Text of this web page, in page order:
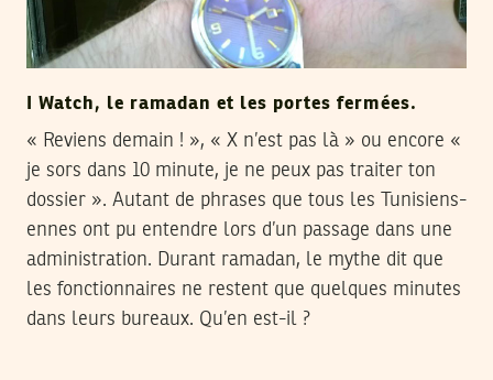
I Watch, le ramadan et les portes fermées.
« Reviens demain ! », « X n’est pas là » ou encore «
je sors dans 10 minute, je ne peux pas traiter ton
dossier ». Autant de phrases que tous les Tunisiens-
ennes ont pu entendre lors d’un passage dans une
administration. Durant ramadan, le mythe dit que
les fonctionnaires ne restent que quelques minutes
dans leurs bureaux. Qu’en est-il ?